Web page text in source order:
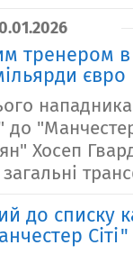
тренером в
Хосеп
до списку
Сіті"